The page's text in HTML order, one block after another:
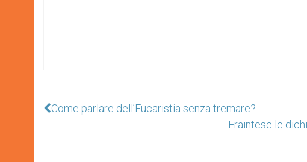
Come parlare dell’Eucaristia senza tremare?
Fraintese le